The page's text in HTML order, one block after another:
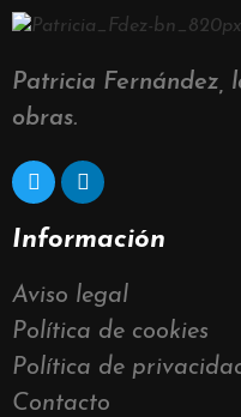
Patricia Fernández,
obras.
Información
Aviso legal
Política de cookies
Política de
Contacto